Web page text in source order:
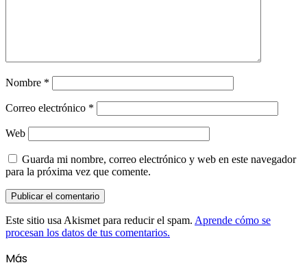
Nombre *
Correo electrónico *
Web
Guarda mi nombre, correo electrónico y web en este navegador
para la próxima vez que comente.
Este sitio usa Akismet para reducir el spam. Aprende cómo se
procesan los datos de tus comentarios.
Más